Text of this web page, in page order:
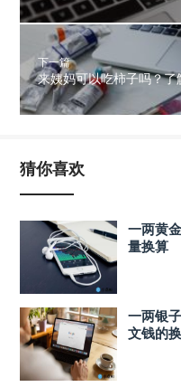
下一篇
来姨妈可以吃柿子吗？
猜你喜欢
一两黄
量换算
一两银
文钱的